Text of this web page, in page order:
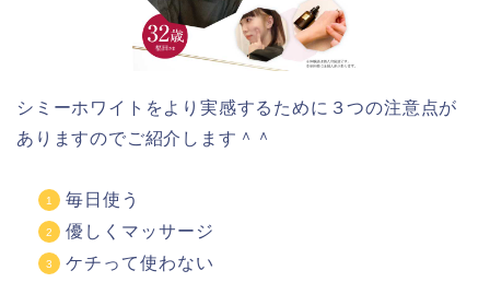
シミーホワイトをより実感するために３つの注意点が
ありますのでご紹介します＾＾
毎日使う
優しくマッサージ
ケチって使わない